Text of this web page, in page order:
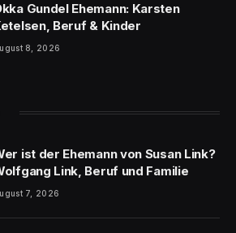
Gundel Ehemann: Karsten
Beruf & Kinder
8, 2026
ist der Ehemann von Susan Link?
Link, Beruf und Familie
7, 2026